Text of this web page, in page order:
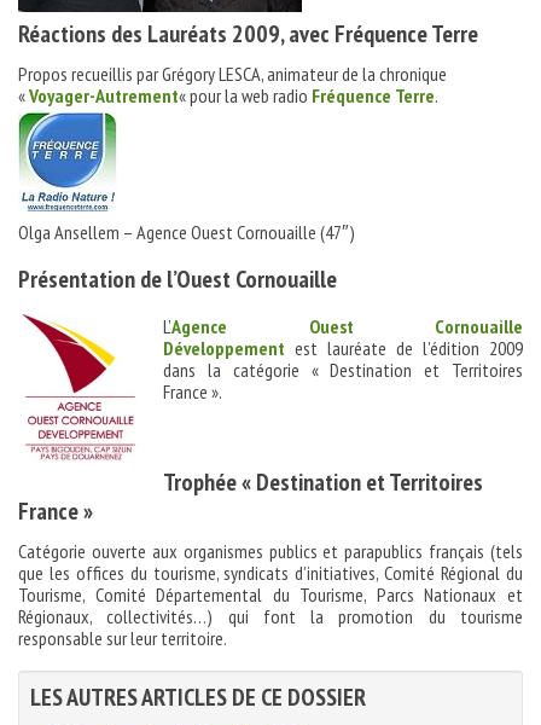
Réactions des Lauréats 2009, avec Fréquence Terre
Propos recueillis par Grégory LESCA, animateur de la chronique
«Voyager-Autrement« pour la web radio Fréquence Terre.
Olga Ansellem – Agence Ouest Cornouaille (47″)
Présentation de l’Ouest Cornouaille
L’Agence Ouest Cornouaille
Développement est lauréate de l’édition 2009
dans la catégorie « Destination et Territoires
France ».
Trophée « Destination et Territoires
France »
Catégorie ouverte aux organismes publics et parapublics français (tels
que les offices du tourisme, syndicats d’initiatives, Comité Régional du
Tourisme, Comité Départemental du Tourisme, Parcs Nationaux et
Régionaux, collectivités…) qui font la promotion du tourisme
responsable sur leur territoire.
LES AUTRES ARTICLES DE CE DOSSIER